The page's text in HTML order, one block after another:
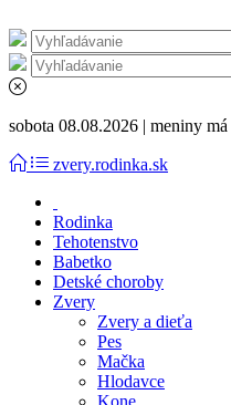
sobota 08.08.2026 | meniny má
zvery.rodinka.sk
Rodinka
Tehotenstvo
Babetko
Detské choroby
Zvery
Zvery a dieťa
Pes
Mačka
Hlodavce
Kone